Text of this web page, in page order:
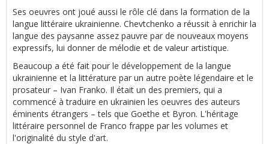
Ses oeuvres ont joué aussi le rôle clé dans la formation de la
langue littéraire ukrainienne. Chevtchenko a réussit à enrichir la
langue des paysanne assez pauvre par de nouveaux moyens
expressifs, lui donner de mélodie et de valeur artistique.
Beaucoup a été fait pour le développement de la langue
ukrainienne et la littérature par un autre poète légendaire et le
prosateur – Ivan Franko. Il était un des premiers, qui a
commencé à traduire en ukrainien les oeuvres des auteurs
éminents étrangers – tels que Goethe et Byron. L'héritage
littéraire personnel de Franco frappe par les volumes et
l'originalité du style d'art.